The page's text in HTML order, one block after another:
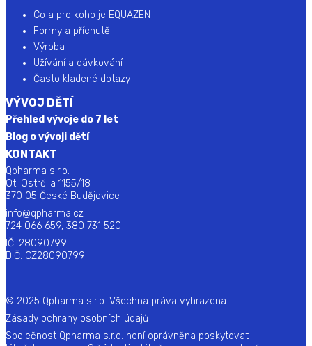
Co a pro koho je EQUAZEN
Formy a příchutě
Výroba
Užívání a dávkování
Často kladené dotazy
VÝVOJ DĚTÍ
Přehled vývoje do 7 let
Blog o vývoji dětí
KONTAKT
Qpharma s.r.o.
Ot. Ostrčila 1155/18
370 05 České Budějovice
info@qpharma.cz
724 066 659, 380 731 520
IČ: 28090799
DIČ: CZ28090799
© 2025 Qpharma s.r.o. Všechna práva vyhrazena.
Zásady ochrany osobních údajů
Společnost Qpharma s.r.o. není oprávněna poskytovat